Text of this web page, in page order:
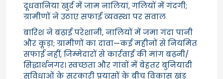
दूधवानिया खुर्द में जाम नालियां, गलियों में गंदगी;
ग्रामीणों ने उठाए सफाई व्यवस्था पर सवाल
बारिश ने बढ़ाई परेशानी, नालियों में जमा गंदा पानी
और कूड़ा; ग्रामीणों का दावा—कई महीनों से नियमित
सफाई नहीं, जिम्मेदारों से कार्रवाई की मांग बढ़नी/
सिद्धार्थनगर। स्वच्छता और गांवों में बेहतर बुनियादी
सुविधाओं के सरकारी प्रयासों के बीच विकास खंड